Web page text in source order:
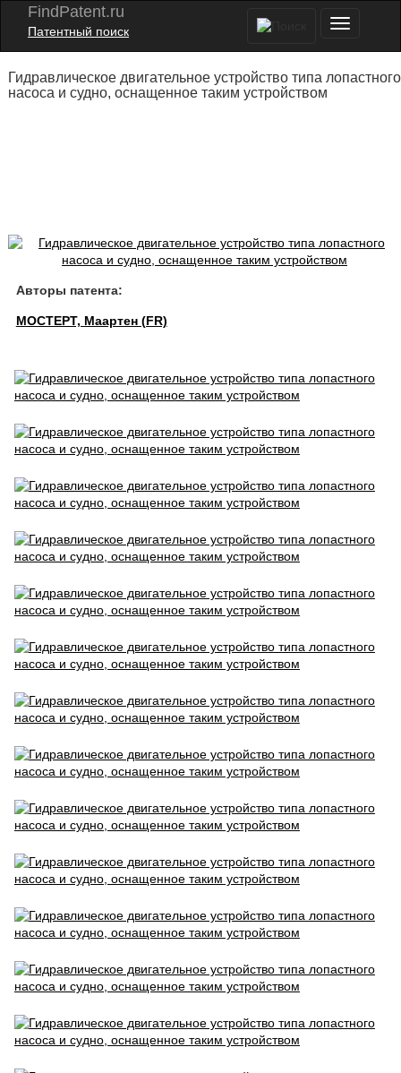
FindPatent.ru
Патентный поиск
Гидравлическое двигательное устройство типа лопастного
насоса и судно, оснащенное таким устройством
Авторы патента:
МОСТЕРТ, Маартен (FR)